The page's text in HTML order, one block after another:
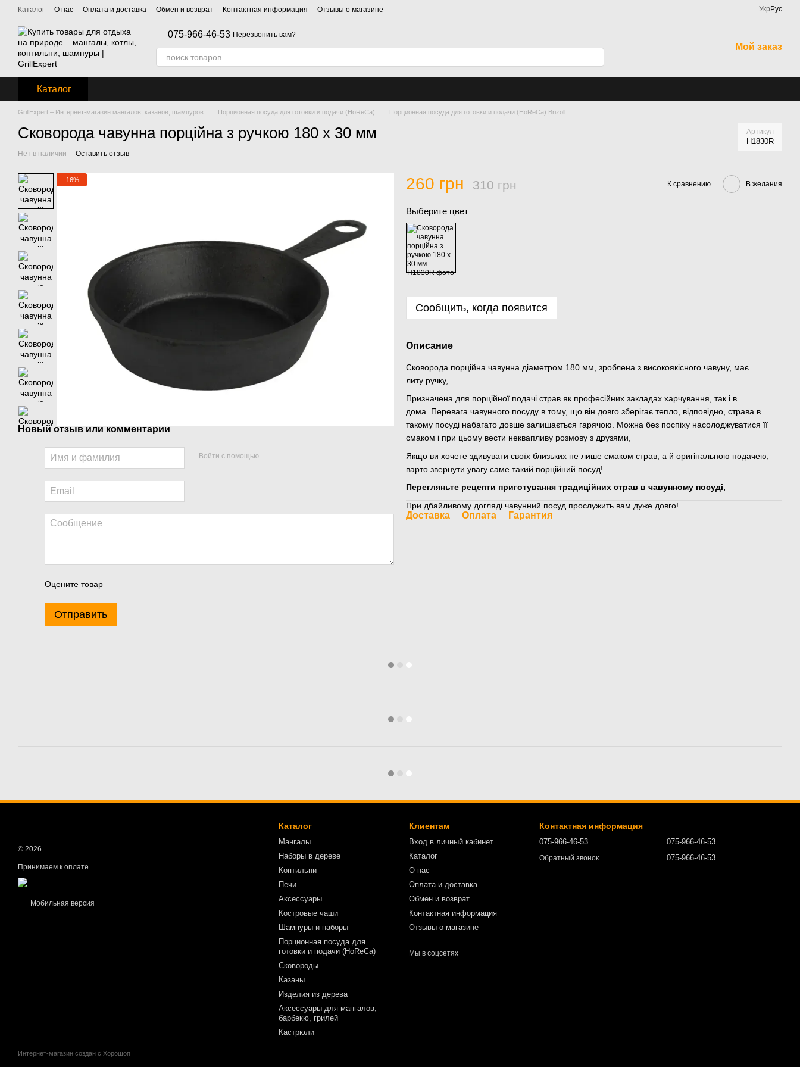
Перейти к основному контенту
Каталог О нас Оплата и доставка Обмен и возврат Контактная информация Отзывы о магазине Укр Рус
075-966-46-53 Перезвонить вам?
Мой заказ
Каталог
GrillExpert – Интернет-магазин мангалов, казанов, шампуров Порционная посуда для готовки и подачи (HoReCa) Порционная посуда для готовки и подачи (HoReCa) Brizoll
Сковорода чавунна порційна з ручкою 180 х 30 мм Артикул
H1830R
Нет в наличии Оставить отзыв
−16%
Новый отзыв или комментарий
Войти с помощью
Оцените товар
Отправить
260 грн 310 грн К сравнению В желания
Выберите цвет
Сообщить, когда появится
Описание
Сковорода порційна чавунна діаметром 180 мм, зроблена з високоякісного чавуну, має
литу ручку,
Призначена для порційної подачі страв як професійних закладах харчування, так і в
дома. Перевага чавунного посуду в тому, що він довго зберігає тепло, відповідно, страва в
такому посуді набагато довше залишається гарячою. Можна без поспіху насолоджуватися її
смаком і при цьому вести неквапливу розмову з друзями,
Якщо ви хочете здивувати своїх близьких не лише смаком страв, а й оригінальною подачею, –
варто звернути увагу саме такий порційний посуд!
Перегляньте рецепти приготування традиційних страв в чавунному посуді,
При дбайливому догляді чавунний посуд прослужить вам дуже довго!
Доставка Оплата Гарантия
© 2026
Принимаем к оплате
Мобильная версия
Интернет-магазин создан с Хорошоп
Каталог
Мангалы
Наборы в дереве
Коптильни
Печи
Аксессуары
Костровые чаши
Шампуры и наборы
Порционная посуда для
готовки и подачи (HoReCa)
Сковороды
Казаны
Изделия из дерева
Аксессуары для мангалов,
барбекю, грилей
Кастрюли
Клиентам
Вход в личный кабинет
Каталог
О нас
Оплата и доставка
Обмен и возврат
Контактная информация
Отзывы о магазине
Мы в соцсетях
Контактная информация
075-966-46-53
Обратный звонок
075-966-46-53
075-966-46-53